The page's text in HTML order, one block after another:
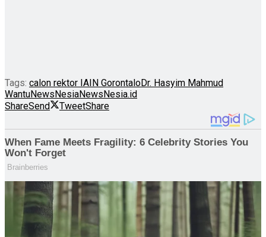
Tags: calon rektor IAIN GorontaloDr. Hasyim Mahmud
WantuNewsNesiaNewsNesia.id
ShareSend TweetShare